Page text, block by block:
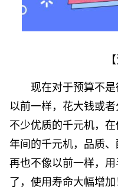
现在对于预算不
以前一样，花大钱或
不少优质的千元机，
年间的千元机，品质、
再也不像以前一样，
了，使用寿命大幅增加